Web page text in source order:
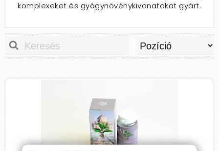
komplexeket és gyógynövénykivonatokat gyárt.